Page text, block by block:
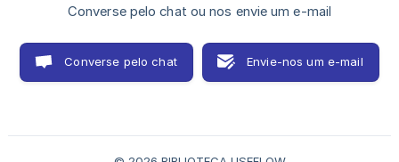
Converse pelo chat ou nos envie um e-mail
Converse pelo chat Envie-nos um e-mail